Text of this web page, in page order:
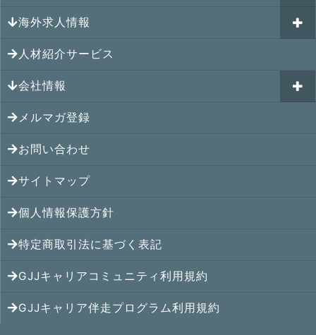
GJJキャリア伴走プログラム
GJJキャリアコミュニティ
カナダの就職情報
メキシコの就職情報
ヨーロッパの就職情報
オセアニアの就職情報
シンガポールの就職情報
マレーシアの就職情報
タイの就職情報
ベトナムの就職情報
インドネシアの就職情報
インドの就職情報
海外就職その後の体験談
シンガポール就職の体験談
マレーシア就職の体験談
タイ就職の体験談
ベトナム就職の体験談
インドネシア就職の体験談
インド就職の体験談
フィリピン就職の体験談
ミャンマー就職の体験談
香港就職の体験談
海外求人情報
シンガポールの求人
マレーシアの求人
タイの求人
ベトナムの求人
インドネシアの求人
インドの求人
フィリピンの求人
カンボジアの求人
ミャンマーの求人
人材紹介サービス
会社情報
アクセス
メンバー紹介
提携先
コンサルタント
メルマガ登録
お問い合わせ
サイトマップ
個人情報保護方針
特定商取引法に基づく表記
GJJキャリアコミュニティ利用規約
GJJキャリア伴走プログラム利用規約